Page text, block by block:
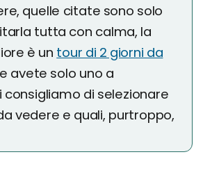
quelle citate sono solo
tutta con calma, la
è un tour di 2 giorni da
avete solo uno a
consigliamo di selezionare
vedere e quali, purtroppo,